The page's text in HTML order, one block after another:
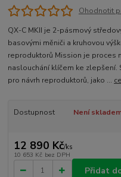
Ohodnotit
QX-C MKII je 2-pásmový
basovými měniči a kruhovou
reproduktorů Mission je proces
naslouchání klíčem ke
pro návrh reproduktorů, jako ...
Dostupnost Není
12 890 Kč/ks
10 653 Kč bez DPH
Přidat